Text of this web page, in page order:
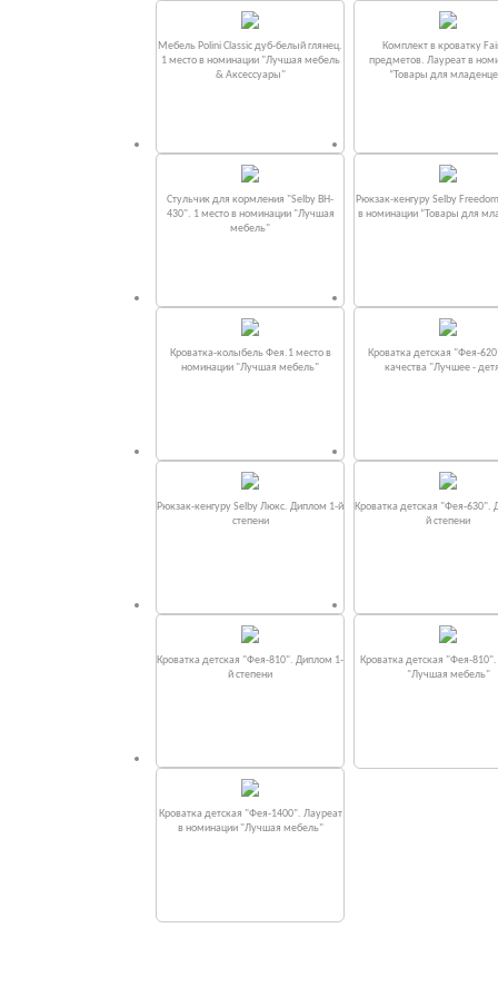
Мебель Polini Classic дуб-белый глянец.
1 место в номинации "Лучшая мебель
& Аксессуары"
Комплект в кроватку
предметов. Лауреат в
“Товары для
Стульчик для кормления "Selby BH-
430". 1 место в номинации "Лучшая
мебель"
Рюкзак-кенгуру Selby
в номинации “Товары для
Кроватка-колыбель Фея.1 место в
номинации "Лучшая мебель"
Кроватка детская "Фея-
качества "Лучшее -
Рюкзак-кенгуру Selby Люкс. Диплом 1-й
степени
Кроватка детская "Фея-630".
й степени
Кроватка детская "Фея-810". Диплом 1-
й степени
Кроватка детская "Фея-
"Лучшая мебель"
Кроватка детская "Фея-1400". Лауреат
в номинации "Лучшая мебель"